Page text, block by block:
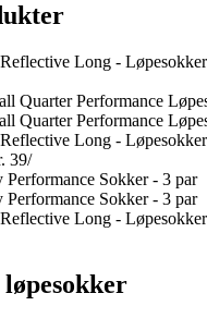
Long -
Quarter Performance
Quarter Performance
Long -
39/
Performance Sokker - 3 par
Performance Sokker - 3 par
Long -